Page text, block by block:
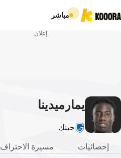
مباشر
إعلان
يمار ميدينا
جينك
إحصائيات مسيرة الاحتراف